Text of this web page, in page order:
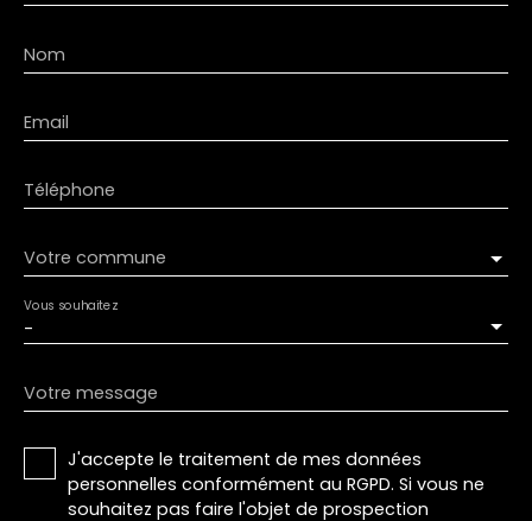
Nom
Email
Téléphone
Votre commune
-
Vous souhaitez
Votre message
J'accepte le traitement de mes données
personnelles conformément au RGPD. Si vous ne
souhaitez pas faire l'objet de prospection